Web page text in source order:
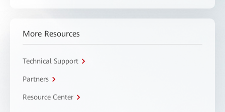
More Resources
Technical Support
Partners
Resource Center